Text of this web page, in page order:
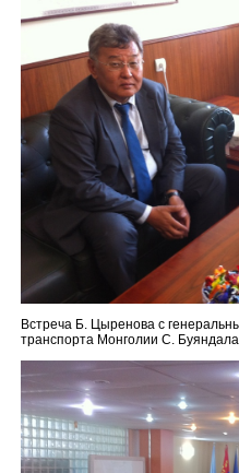
Встреча Б. Цыренова с
транспорта Монголии С.